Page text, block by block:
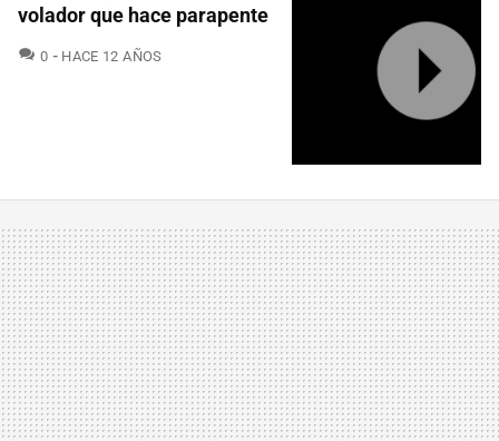
volador que hace parapente
0 COMENTARIOS
HACE 12 AÑOS